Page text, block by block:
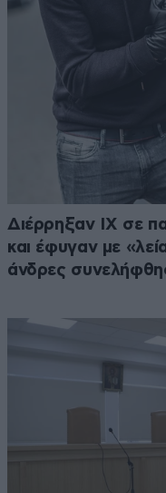
Διέρρηξαν ΙΧ σε
και έφυγαν με
άνδρες